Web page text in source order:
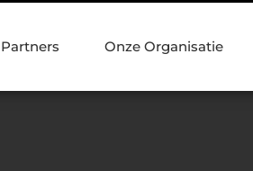
Partners Onze Organisatie